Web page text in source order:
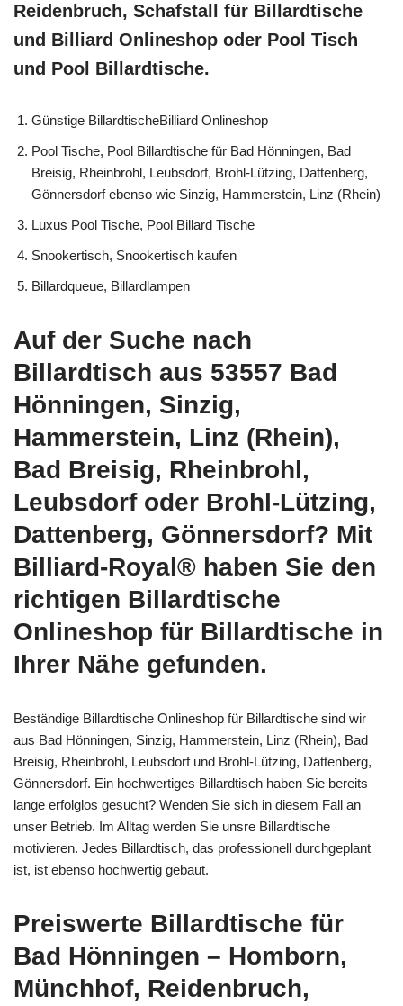
Reidenbruch, Schafstall für Billardtische
und Billiard Onlineshop oder Pool Tisch
und Pool Billardtische.
Günstige BillardtischeBilliard Onlineshop
Pool Tische, Pool Billardtische für Bad Hönningen, Bad
Breisig, Rheinbrohl, Leubsdorf, Brohl-Lützing, Dattenberg,
Gönnersdorf ebenso wie Sinzig, Hammerstein, Linz (Rhein)
Luxus Pool Tische, Pool Billard Tische
Snookertisch, Snookertisch kaufen
Billardqueue, Billardlampen
Auf der Suche nach
Billardtisch aus 53557 Bad
Hönningen, Sinzig,
Hammerstein, Linz (Rhein),
Bad Breisig, Rheinbrohl,
Leubsdorf oder Brohl-Lützing,
Dattenberg, Gönnersdorf? Mit
Billiard-Royal® haben Sie den
richtigen Billardtische
Onlineshop für Billardtische in
Ihrer Nähe gefunden.
Beständige Billardtische Onlineshop für Billardtische sind wir
aus Bad Hönningen, Sinzig, Hammerstein, Linz (Rhein), Bad
Breisig, Rheinbrohl, Leubsdorf und Brohl-Lützing, Dattenberg,
Gönnersdorf. Ein hochwertiges Billardtisch haben Sie bereits
lange erfolglos gesucht? Wenden Sie sich in diesem Fall an
unser Betrieb. Im Alltag werden Sie unsre Billardtische
motivieren. Jedes Billardtisch, das professionell durchgeplant
ist, ist ebenso hochwertig gebaut.
Preiswerte Billardtische für
Bad Hönningen – Homborn,
Münchhof, Reidenbruch,